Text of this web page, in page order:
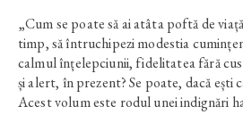
„Cum se poate să ai atâta poftă de
timp, să întruchipezi modestia
calmul înțelepciunii, fidelitatea fără
și alert, în prezent? Se poate, dacă ești
Acest volum este rodul unei indignări